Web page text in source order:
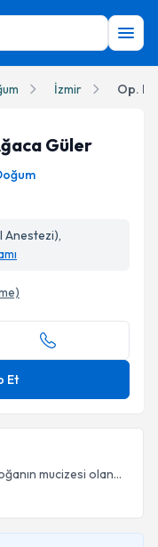
İzmir Op.
Güler
Anestezi),
Et
mucizesi olan...